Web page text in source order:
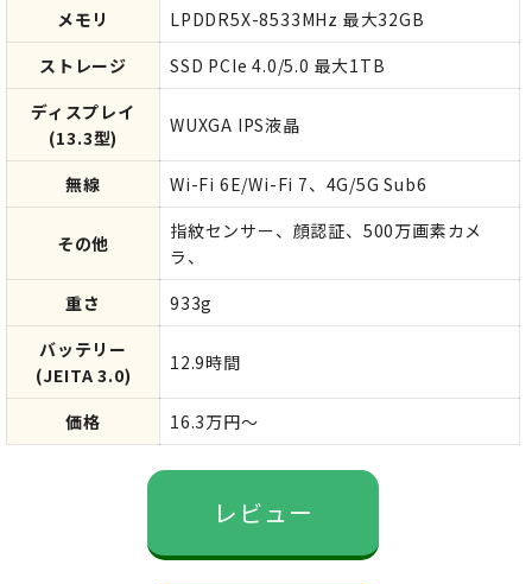
メモリ
LPDDR5X-8533MHz 最大32GB
ストレージ
SSD PCIe 4.0/5.0 最大1TB
ディスプレイ
(13.3型)
WUXGA IPS液晶
無線 Wi-Fi 6E/Wi-Fi 7、4G/5G Sub6
その他
指紋センサー、顔認証、500万画素カメ
ラ、
重さ
933g
バッテリー
(JEITA 3.0)
12.9時間
価格 16.3万円～
レビュー